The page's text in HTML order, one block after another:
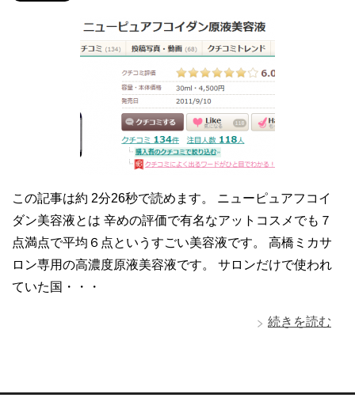
この記事は約 2分26秒で読めます。 ニューピュアフコイ
ダン美容液とは 辛めの評価で有名なアットコスメでも７
点満点で平均６点というすごい美容液です。 高橋ミカサ
ロン専用の高濃度原液美容液です。 サロンだけで使われ
ていた国・・・
続きを読む